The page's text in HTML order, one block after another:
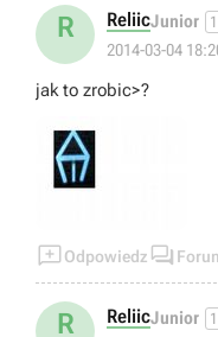
R ReliicJunior 1
2014-03-04
jak to zrobic>?
Odpowiedz 
R ReliicJunior 1